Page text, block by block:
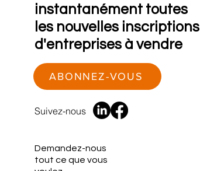
instantanément toutes
les nouvelles inscriptions
d'entreprises à vendre
ABONNEZ-VOUS
Suivez-nous
Demandez-nous
tout ce que vous